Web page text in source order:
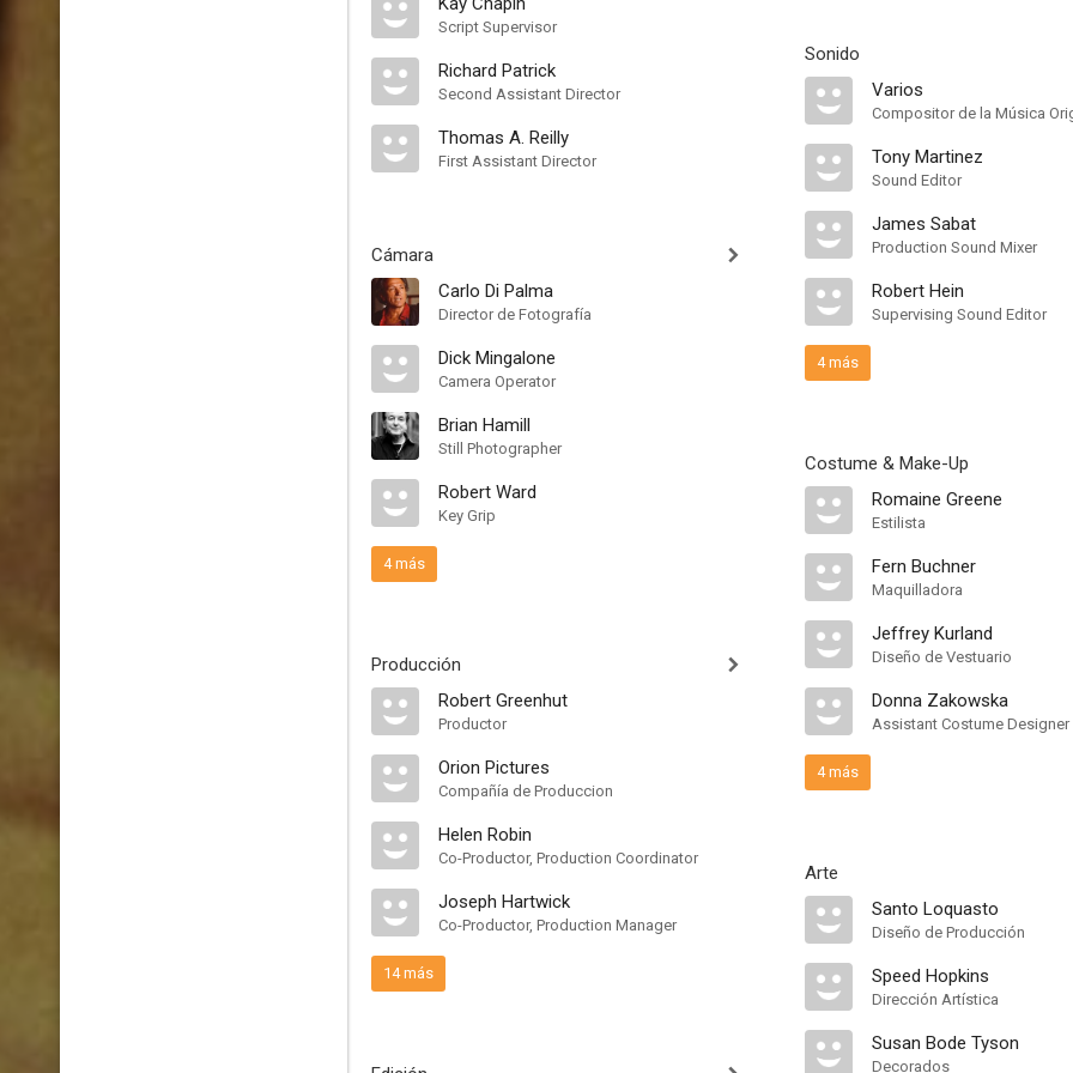
Script Supervisor
Richard Patrick
Second Assistant Director
Thomas A. Reilly
First Assistant Director
Cámara
Carlo Di Palma
Director de Fotografía
Dick Mingalone
Camera Operator
Brian Hamill
Still Photographer
Robert Ward
Key Grip
4 más
Producción
Robert Greenhut
Productor
Orion Pictures
Compañía de Produccion
Helen Robin
Co-Productor, Production Coordinator
Joseph Hartwick
Co-Productor, Production Manager
14 más
Sonido
Varios
Compositor de la Música
Tony Martinez
Sound Editor
James Sabat
Production Sound Mixer
Robert Hein
Supervising Sound Editor
4 más
Costume & Make-Up
Romaine Greene
Estilista
Fern Buchner
Maquilladora
Jeffrey Kurland
Diseño de Vestuario
Donna Zakowska
Assistant Costume Designer
4 más
Arte
Santo Loquasto
Diseño de Producción
Speed Hopkins
Dirección Artística
Susan Bode Tyson
Decorados